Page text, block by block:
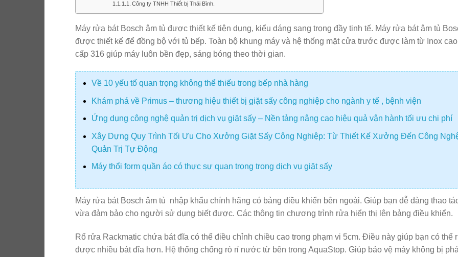
Công ty TNHH Thiết bị Thái Bình.
Máy rửa bát Bosch âm tủ được thiết kế tiện dụng, kiểu dáng sang trọng đầy tinh tế. Máy rửa bát âm tủ
được thiết kế để đồng bộ với tủ bếp. Toàn bộ khung máy và hệ thống mặt cửa trước được làm từ Inox cao
cấp 316 giúp máy luôn bền đẹp, sáng bóng theo thời gian.
Về 10 yếu tố quan trọng không thể thiếu trong bếp nhà hàng
Khám phá về Primus – thương hiệu thiết bị giặt sấy công nghiệp cho ngành y tế , bệnh viện
Ứng dụng công nghệ quản trị dịch vụ giặt sấy – Nền tảng nâng cao hiệu quả vận hành tối ưu chi phí
Xây Dựng Quy Trình Tối Ưu Cho Xưởng Giặt Sấy Công Nghiệp: Từ Thiết Kế Xưởng Đến Công
Quản Trị Tự Động
Máy thổi form quần áo có thực sự quan trọng trong dịch vụ giặt sấy
Máy rửa bát Bosch âm tủ nhập khẩu chính hãng có bảng điều khiển bên ngoài. Giúp bạn dễ dàng thao
vừa đảm bảo cho người sử dụng biết được. Các thông tin chương trình rửa hiển thị lên bảng điều khiển.
Rổ rửa Rackmatic chứa bát đĩa có thể điều chỉnh chiều cao trong phạm vi 5cm. Điều này giúp bạn có thể
được nhiều bát đĩa hơn. Hệ thống chống rò rỉ nước từ bên trong AquaStop. Giúp bảo vệ máy không bị